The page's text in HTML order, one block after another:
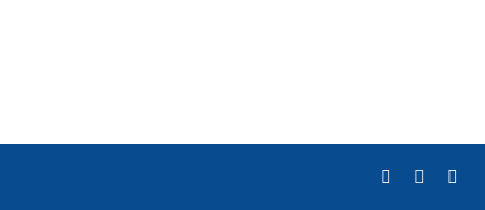
واتسابGoogle maps